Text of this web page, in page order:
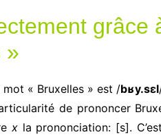
grâce
»
mot « Bruxelles » est /bʁy.sɛl
de prononcer
xla prononciation: [s].